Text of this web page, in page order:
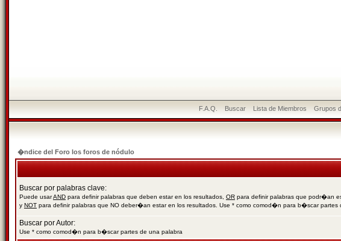
F.A.Q. Buscar Lista de Miembros Grupos
�ndice del Foro los foros de nódulo
Buscar por palabras clave:
Puede usarAND para definir palabras que deben estar en los resultados, OR para definir palabras que podr�an
y NOT para definir palabras que NO deber�an estar en los resultados. Use * como comod�n para b�scar partes
Buscar por Autor:
Use * como comod�n para b�scar partes de una palabra